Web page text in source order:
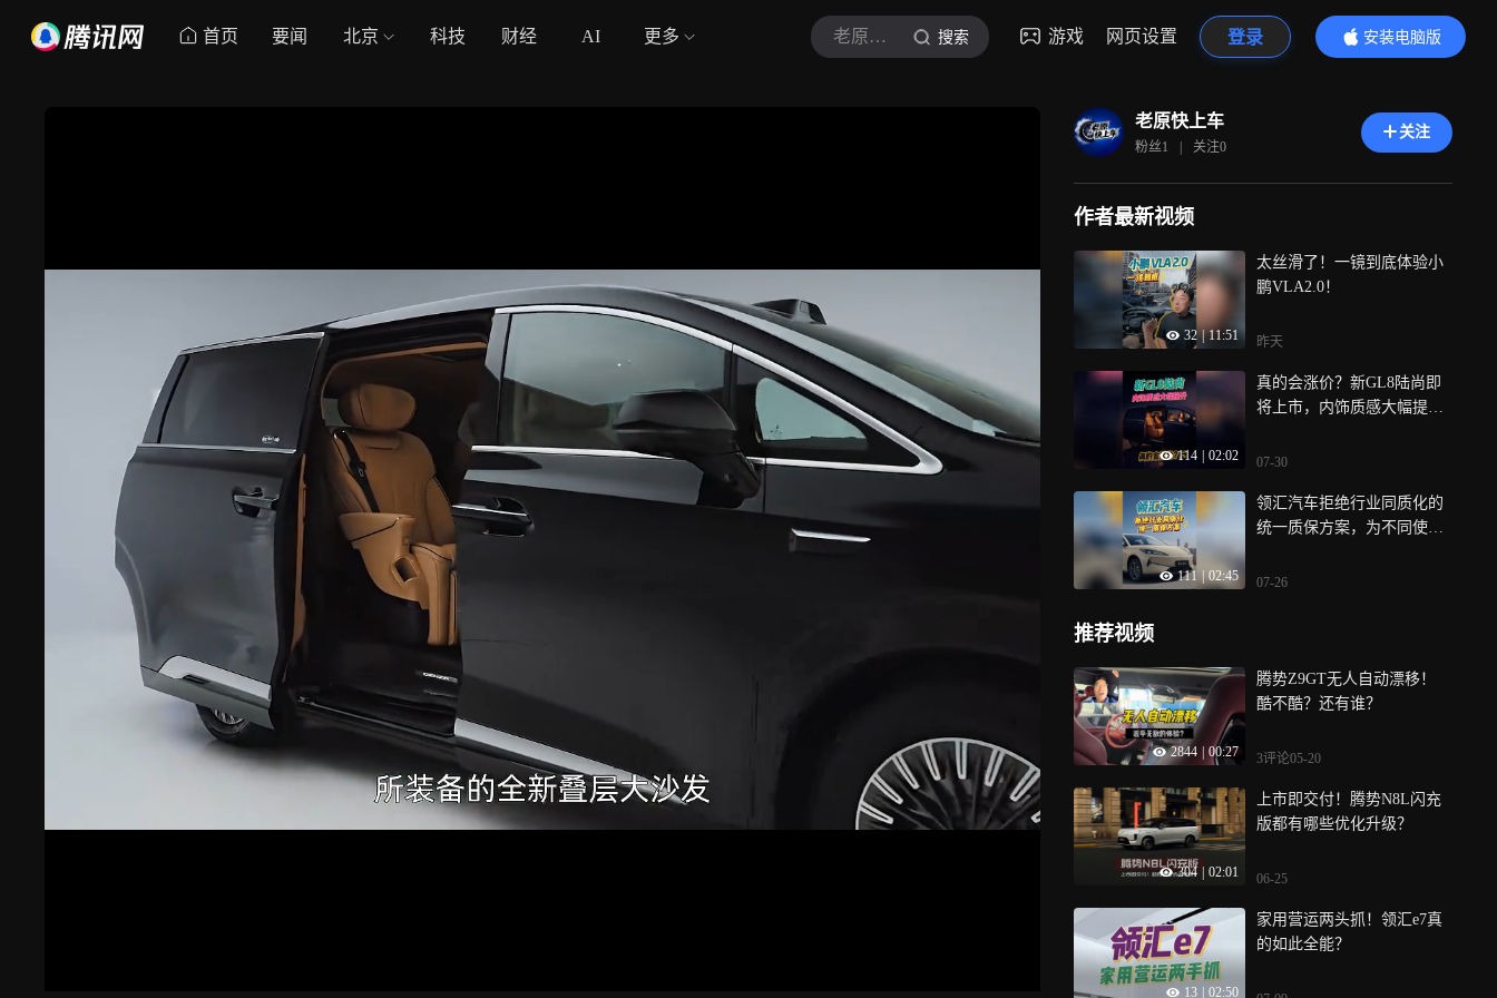
首页 要闻 北京 科技 财经 AI 更多 老原快上车 搜索 游戏 网页设置 登录
安装电脑版
内容更精彩
老原快上车
粉丝1 | 关注0
关注
作者最新视频
32 | 11:51
太丝滑了！一镜到底体验小
鹏VLA2.0！
昨天
114 02:02
真的会涨价？新GL8陆尚即
将上市，内饰质感大幅提
07-30
111 02:45
领汇汽车拒绝行业同质化的
统一质保方案，为不同使用
化的质保权益
07-26
推荐视频
2844 00:27
腾势Z9GT无人自动漂移！
酷不酷？还有谁？
3评论05-20
304 02:01
上市即交付！腾势N8L闪充
版都有哪些优化升级？
06-25
13 02:50
家用营运两头抓！领汇e7真
的如此全能？